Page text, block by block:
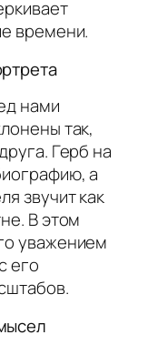
времени.
нами
так,
Герб на
а
звучит как
В этом
уважением
его